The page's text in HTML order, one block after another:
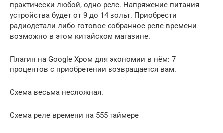
практически любой, одно реле. Напряжение питания
устройства будет от 9 до 14 вольт. Приобрести
радиодетали либо готовое собранное реле времени
возможно в этом китайском магазине.
Плагин на Google Хром для экономии в нём: 7
процентов с приобретений возвращается вам.
Схема весьма несложная.
Схема реле времени на 555 таймере